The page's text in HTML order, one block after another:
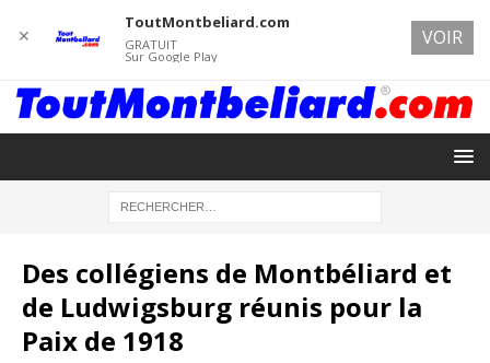
Des collégiens de Montbéliard et
de Ludwigsburg réunis pour la
Paix de 1918
✕
ToutMontbeliard.com
GRATUIT
Sur Google Play
VOIR